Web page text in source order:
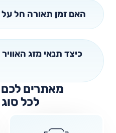
האם זמן תאורה חל
כיצד תנאי מזג
מאתרים לכם
לכל סוג